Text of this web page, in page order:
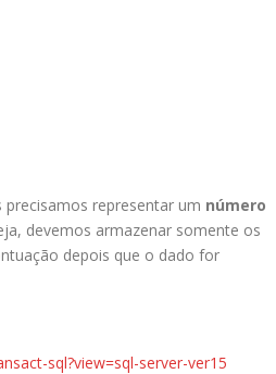
precisamos representar um número
devemos armazenar somente os
depois que o dado for
sql?view=sql-server-ver15